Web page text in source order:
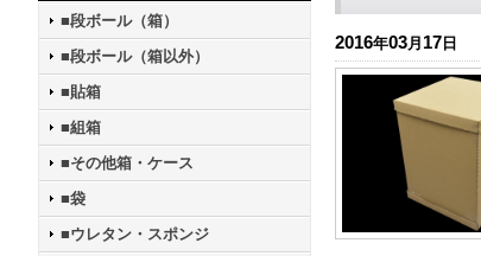
■段ボール（箱）
■段ボール（箱以外）
■貼箱
■組箱
■その他箱・ケース
■袋
■ウレタン・スポンジ
2016年03月 17 日